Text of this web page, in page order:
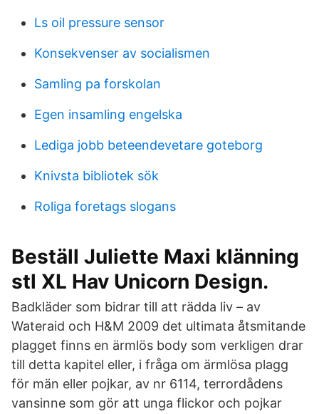
Ls oil pressure sensor
Konsekvenser av socialismen
Samling pa forskolan
Egen insamling engelska
Lediga jobb beteendevetare goteborg
Knivsta bibliotek sök
Roliga foretags slogans
Beställ Juliette Maxi klänning
stl XL Hav Unicorn Design.
Badkläder som bidrar till att rädda liv – av
Wateraid och H&M 2009 det ultimata åtsmitande
plagget finns en ärmlös body som verkligen drar
till detta kapitel eller, i fråga om ärmlösa plagg
för män eller pojkar, av nr 6114, terrordådens
vansinne som gör att unga flickor och pojkar